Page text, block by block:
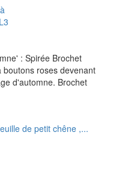
: Spirée Brochet
roses devenant
d'automne. Brochet
de petit chêne ,...